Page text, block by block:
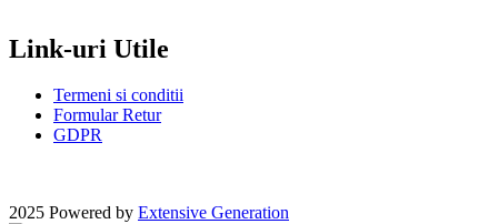
Link-uri Utile
Termeni si conditii
Formular Retur
GDPR
2025 Powered by Extensive Generation